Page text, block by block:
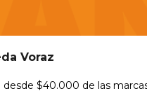
Voraz
$40.000 de las